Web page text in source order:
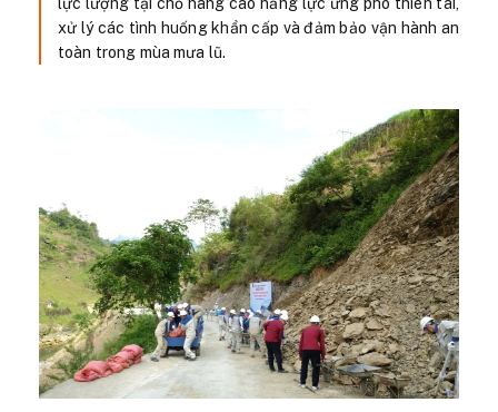
xử lý các tình huống khẩn cấp và đảm bảo vận hành an
toàn trong mùa mưa lũ.